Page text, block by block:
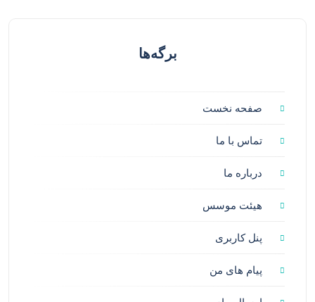
برگه‌ها
صفحه نخست
تماس با ما
درباره ما
هیئت موسس
پنل کاربری
پیام های من